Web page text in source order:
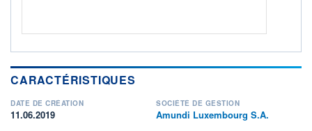
CARACTÉRISTIQUES
DATE DE CRÉATION
11.06.2019
SOCIÉTÉ DE GESTION
Amundi Luxembourg S.A.